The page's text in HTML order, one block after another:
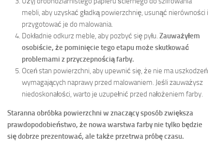
mebli, aby uzyskać gładką powierzchnię, usunąć nierówności i
przygotować je do malowania.
Dokładnie odkurz meble, aby pozbyć się pyłu. Zauważyłem
osobiście, że pominięcie tego etapu może skutkować
problemami z przyczepnością farby.
Oceń stan powierzchni, aby upewnić się, że nie ma uszkodzeń
wymagających naprawy przed malowaniem. Jeśli zauważysz
niedoskonałości, warto je uzupełnić przed nałożeniem farby.
Staranna obróbka powierzchni w znaczący sposób zwiększa
prawdopodobieństwo, że nowa warstwa farby nie tylko będzie
się dobrze prezentować, ale także przetrwa próbę czasu.